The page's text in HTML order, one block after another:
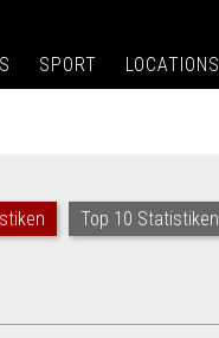
SPORT LOCATIONS
Top 10 Statistiken